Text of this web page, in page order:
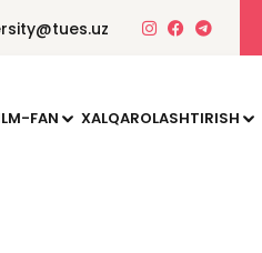
FAN XALQAROLASHTIRISH